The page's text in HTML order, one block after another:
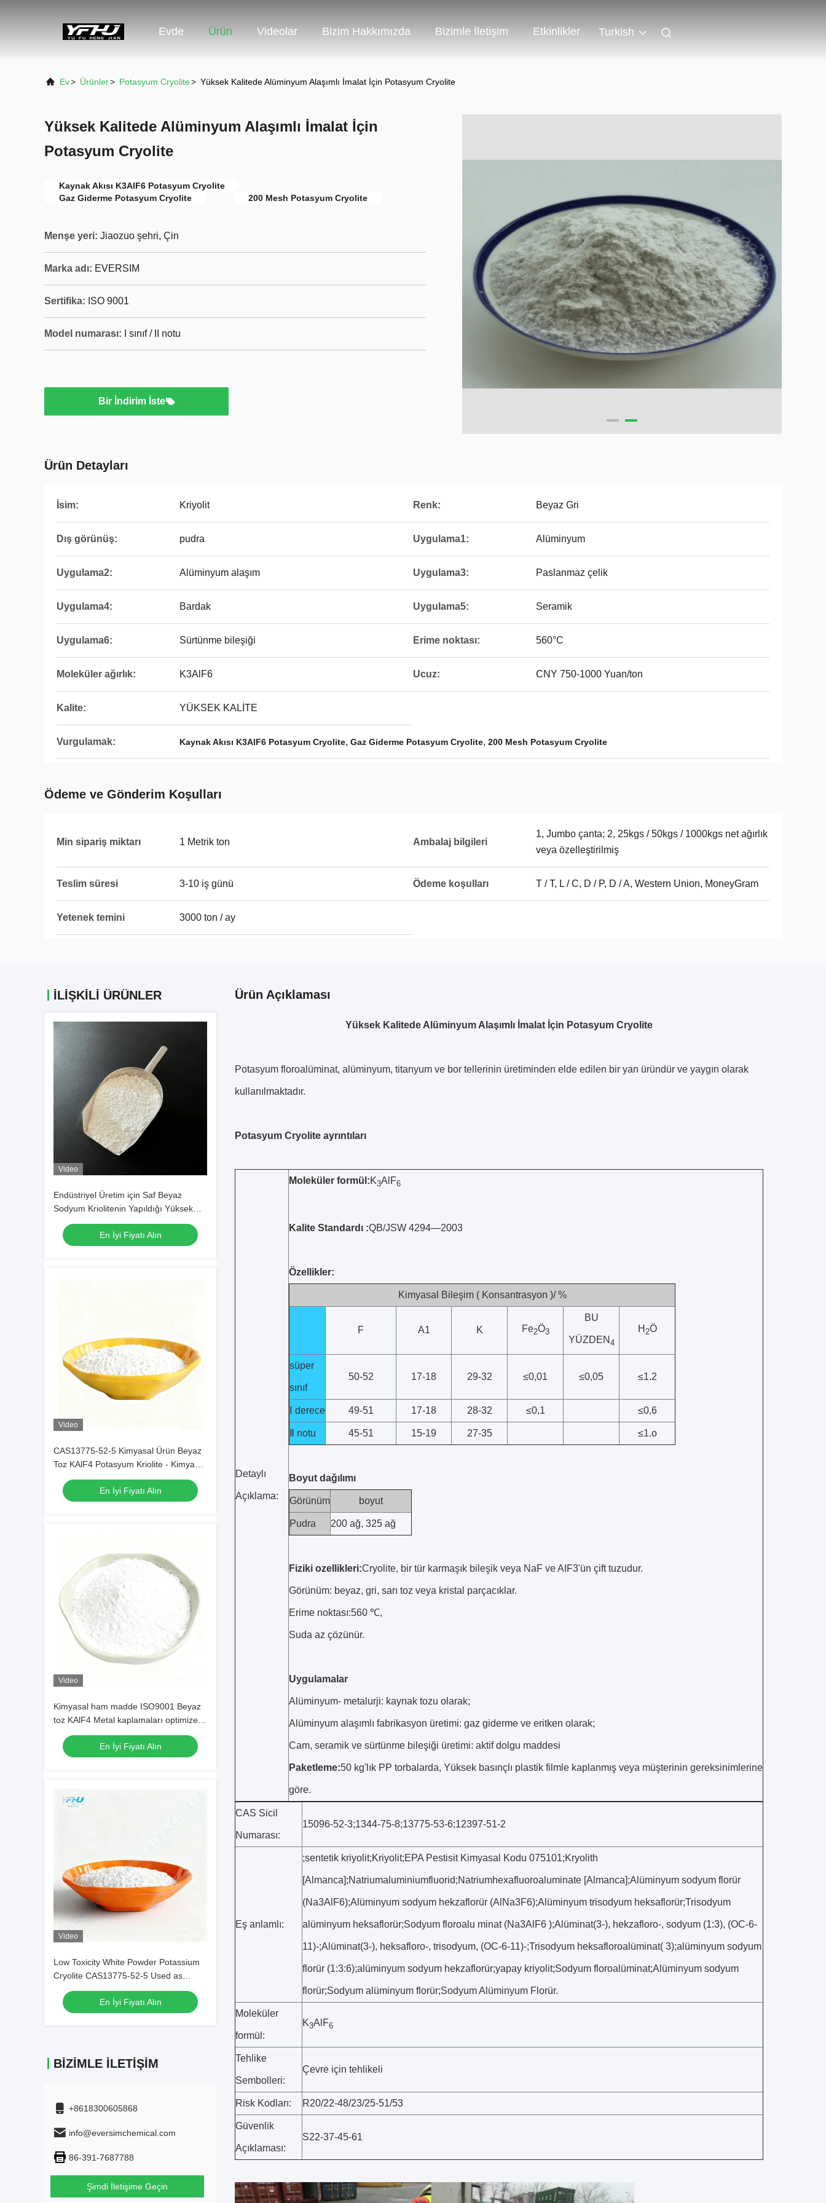
Evde Ürün Videolar Bizim Hakkımızda Bizimle İletişim Etkinlikler Turkish
Ev> Ürünler> Potasyum Cryolite> Yüksek Kalitede Alüminyum Alaşımlı İmalat İçin Potasyum Cryolite
Yüksek Kalitede Alüminyum Alaşımlı İmalat İçin
Potasyum Cryolite
Kaynak Akısı K3AlF6 Potasyum Cryolite
Gaz Giderme Potasyum Cryolite
200 Mesh Potasyum Cryolite
Menşe yeri: Jiaozuo şehri, Çin
Marka adı: EVERSIM
Sertifika: ISO 9001
Model numarası: I sınıf / II notu
Bir İndirim İste
Ürün Detayları
İsim: Kriyolit Renk: Beyaz Gri
Dış görünüş: pudra Uygulama1: Alüminyum
Uygulama2: Alüminyum alaşım Uygulama3: Paslanmaz çelik
Uygulama4: Bardak Uygulama5: Seramik
Uygulama6: Sürtünme bileşiği Erime noktası: 560°C
Moleküler ağırlık: K3AlF6 Ucuz: CNY 750-1000 Yuan/ton
Kalite: YÜKSEK KALİTE
Vurgulamak: Kaynak Akısı K3AlF6 Potasyum Cryolite, Gaz Giderme Potasyum Cryolite, 200 Mesh Potasyum Cryolite
Ödeme ve Gönderim Koşulları
Min sipariş miktarı 1 Metrik ton Ambalaj bilgileri
1, Jumbo çanta; 2, 25kgs / 50kgs / 1000kgs net ağırlık
veya özelleştirilmiş
Teslim süresi 3-10 iş günü Ödeme koşulları T / T, L / C, D / P, D / A, Western Union, MoneyGram
Yetenek temini 3000 ton / ay
İLIŞKILI ÜRÜNLER
Video
Endüstriyel Üretim için Saf Beyaz
Sodyum Kriolitenin Yapıldığı Yüksek
Performanslı Sıvıların Fabrika Fiyatı
En İyi Fiyatı Alın
Video
CAS13775-52-5 Kimyasal Ürün Beyaz
Toz KAlF4 Potasyum Kriolite - Kimyasal
Sanayi'de Potansiyel Serbest Tutma
En İyi Fiyatı Alın
Video
Kimyasal ham madde ISO9001 Beyaz
toz KAlF4 Metal kaplamaları optimize
etmek için potasyum kriolite
En İyi Fiyatı Alın
Video
Low Toxicity White Powder Potassium
Cryolite CAS13775-52-5 Used as
Brazing Fluxes for Copper
En İyi Fiyatı Alın
BIZIMLE İLETIŞIM
+8618300605868
info@eversimchemical.com
86-391-7687788
Şimdi İletişime Geçin
Ürün Açıklaması
Yüksek Kalitede Alüminyum Alaşımlı İmalat İçin Potasyum Cryolite
Potasyum floroalüminat, alüminyum, titanyum ve bor tellerinin üretiminden elde edilen bir yan üründür ve yaygın olarak
kullanılmaktadır.
Potasyum Cryolite ayrıntıları
Detaylı
Açıklama:
Moleküler formül:K3AlF6
Kalite Standardı :QB/JSW 4294—2003
Özellikler:
Kimyasal Bileşim ( Konsantrasyon )/ %
F A1 K Fe2Ö3
BU
YÜZDEN 4
H 2Ö
süper
sınıf
50-52 17-18 29-32 ≤0,01 ≤0,05 ≤1.2
Ⅰ derece 49-51 17-18 28-32 ≤0,1 ≤0,6
Ⅱ notu 45-51 15-19 27-35 ≤1.o
Boyut dağılımı
Görünüm boyut
Pudra 200 ağ, 325 ağ
Fiziki ozellikleri:Cryolite, bir tür karmaşık bileşik veya NaF ve AIF3'ün çift tuzudur.
Görünüm: beyaz, gri, sarı toz veya kristal parçacıklar.
Erime noktası:560 ℃,
Suda az çözünür.
Uygulamalar
Alüminyum- metalurji: kaynak tozu olarak;
Alüminyum alaşımlı fabrikasyon üretimi: gaz giderme ve eritken olarak;
Cam, seramik ve sürtünme bileşiği üretimi: aktif dolgu maddesi
Paketleme:50 kg'lık PP torbalarda, Yüksek basınçlı plastik filmle kaplanmış veya müşterinin gereksinimlerine
göre.
CAS Sicil
Numarası:
15096-52-3;1344-75-8;13775-53-6;12397-51-2
Eş anlamlı:
;sentetik kriyolit;Kriyolit;EPA Pestisit Kimyasal Kodu 075101;Kryolith
[Almanca];Natriumaluminiumfluorid;Natriumhexafluoroaluminate [Almanca];Alüminyum sodyum florür
(Na3AlF6);Alüminyum sodyum hekzaflorür (AlNa3F6);Alüminyum trisodyum heksaflorür;Trisodyum
alüminyum heksaflorür;Sodyum floroalu minat (Na3AlF6 );Alüminat(3-), hekzafloro-, sodyum (1:3), (OC-6-
11)-;Alüminat(3-), heksafloro-, trisodyum, (OC-6-11)-;Trisodyum heksafloroalüminat( 3);alüminyum sodyum
florür (1:3:6);alüminyum sodyum hekzaflorür;yapay kriyolit;Sodyum floroalüminat;Alüminyum sodyum
florür;Sodyum alüminyum florür;Sodyum Alüminyum Florür.
Moleküler
formül:
K3AlF6
Tehlike
Sembolleri:
Çevre için tehlikeli
Risk Kodları: R20/22-48/23/25-51/53
Güvenlik
Açıklaması:
S22-37-45-61